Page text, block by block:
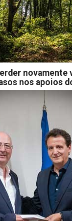
novamente
nos apoios